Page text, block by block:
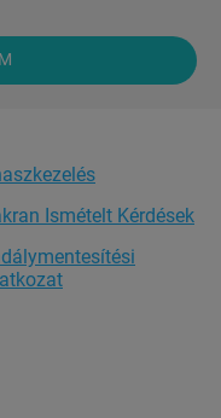
Ismételt Kérdések